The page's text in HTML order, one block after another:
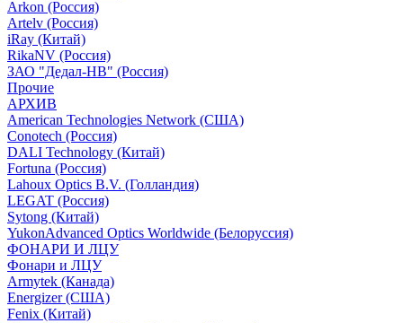
Arkon (Россия)
Artelv (Россия)
iRay (Китай)
RikaNV (Россия)
ЗАО "Дедал-НВ" (Россия)
Прочие
АРХИВ
American Technologies Network (США)
Conotech (Россия)
DALI Technology (Китай)
Fortuna (Россия)
Lahoux Optics B.V. (Голландия)
LEGAT (Россия)
Sytong (Китай)
YukonAdvanced Optics Worldwide (Белоруссия)
ФОНАРИ И ЛЦУ
Фонари и ЛЦУ
Armytek (Канада)
Energizer (США)
Fenix (Китай)